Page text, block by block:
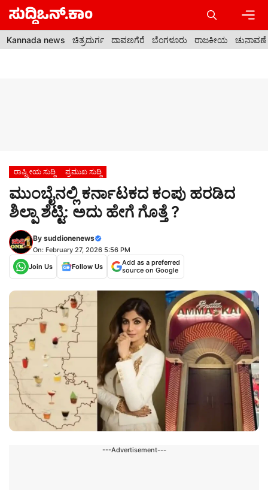
Skip
content
Kannada news ಚಿತ್ರದುರ್ಗ ದಾವಣಗೆರೆ ಬೆಂಗಳೂರು ರಾಜಕೀಯ ಚುನಾವಣೆ
ರಾಷ್ಟ್ರೀಯ ಸುದ್ದಿ ಪ್ರಮುಖ ಸುದ್ದಿ
ಮುಂಬೈನಲ್ಲಿ ಕರ್ನಾಟಕದ ಕಂಪು ಹರಡಿದ
ಶಿಲ್ಪಾ ಶೆಟ್ಟಿ: ಅದು ಹೇಗೆ ಗೊತ್ತೆ ?
By suddionenews
On: February 27, 2026 5:56 PM
Join Us
Follow Us
Add as a preferred
source on Google
---Advertisement---